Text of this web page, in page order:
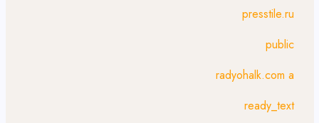
presstile.ru
public
radyohalk.com a
ready_text